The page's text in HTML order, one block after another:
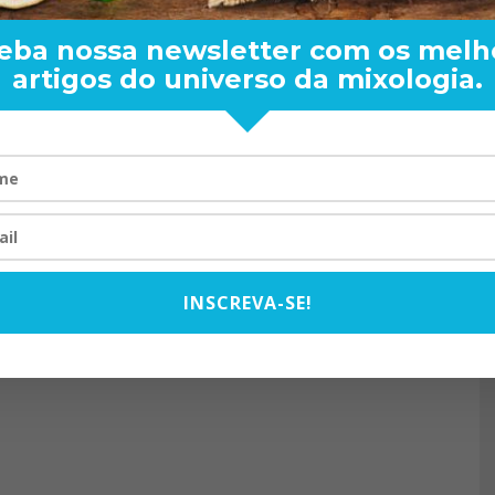
RAND BARTENDER: DE
VISTA PARA O MUNDO
nossa newsletter com os
artigos do universo da mixologia.
INSCREVA-SE!